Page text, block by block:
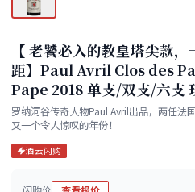
【 老饕必入的教皇塔尖款
距】Paul Avril Clos des
Pape 2018 单支/双支/六支
罗纳河谷传奇人物Paul Avril出品，两任法
又一个令人惊叹的年份！
酒云闪购